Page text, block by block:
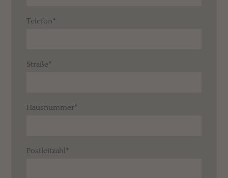
Telefon*
Straße*
Hausnummer*
Postleitzahl*